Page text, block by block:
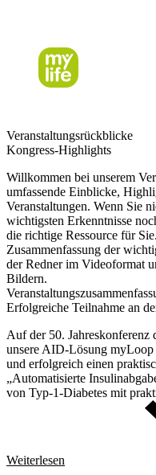
Veranstaltungsrückblicke
Kongress-Highlights
Willkommen bei unserem
umfassende Einblicke,
Veranstaltungen. Wenn Sie
wichtigsten Erkenntnisse
die richtige Ressource für
Zusammenfassung der
der Redner im Videoformat
Bildern.
Erfolgreiche Teilnahme an
Auf der 50.
unsere AID-Lösung
und erfolgreich einen
„Automatisierte
von Typ-1-Diabetes mit
Weiterlesen